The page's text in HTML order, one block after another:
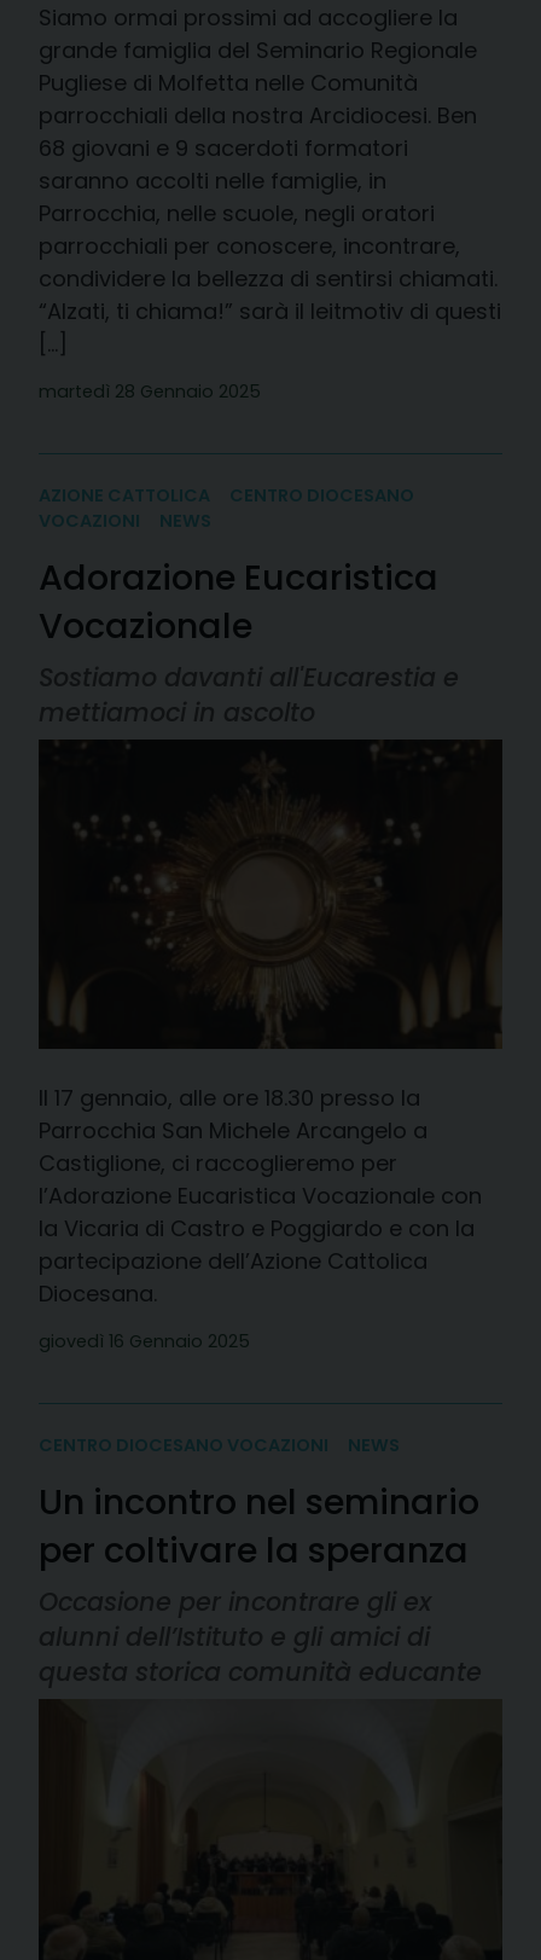
Siamo ormai prossimi ad accogliere la
grande famiglia del Seminario Regionale
Pugliese di Molfetta nelle Comunità
parrocchiali della nostra Arcidiocesi. Ben
68 giovani e 9 sacerdoti formatori
saranno accolti nelle famiglie, in
Parrocchia, nelle scuole, negli oratori
parrocchiali per conoscere, incontrare,
condividere la bellezza di sentirsi chiamati.
“Alzati, ti chiama!” sarà il leitmotiv di questi
[…]
martedì 28 Gennaio 2025
AZIONE CATTOLICA
CENTRO DIOCESANO
VOCAZIONI
NEWS
Adorazione Eucaristica
Vocazionale
Sostiamo davanti all'Eucarestia e
mettiamoci in ascolto
Il 17 gennaio, alle ore 18.30 presso la
Parrocchia San Michele Arcangelo a
Castiglione, ci raccoglieremo per
l’Adorazione Eucaristica Vocazionale con
la Vicaria di Castro e Poggiardo e con la
partecipazione dell’Azione Cattolica
Diocesana.
giovedì 16 Gennaio 2025
CENTRO DIOCESANO VOCAZIONI NEWS
Un incontro nel seminario
per coltivare la speranza
Occasione per incontrare gli ex
alunni dell’Istituto e gli amici di
questa storica comunità educante